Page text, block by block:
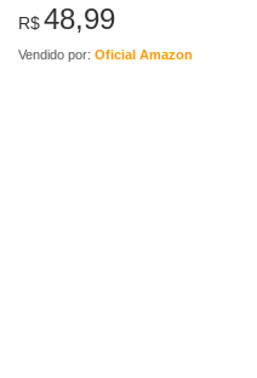
R$48,99
Vendido por: Oficial Amazon